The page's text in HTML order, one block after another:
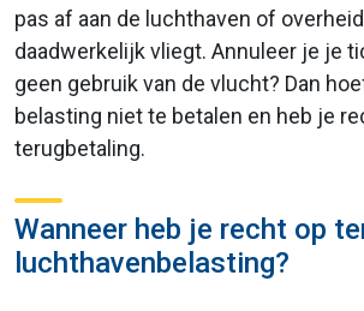
pas af aan de luchthaven of
daadwerkelijk vliegt. Annuleer je je
geen gebruik van de vlucht? Dan
belasting niet te betalen en heb je
terugbetaling.
Wanneer heb je recht op
luchthavenbelasting?